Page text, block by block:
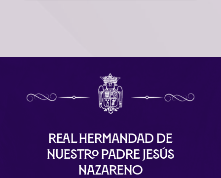
Real Hermandad de
Nuestro Padre Jesús
Nazareno